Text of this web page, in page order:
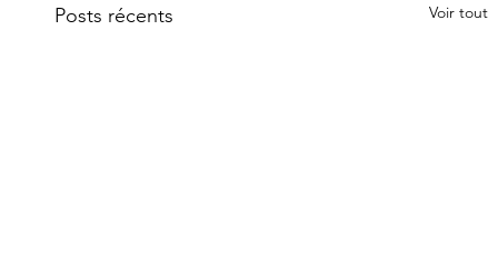
Posts récents Voir tout